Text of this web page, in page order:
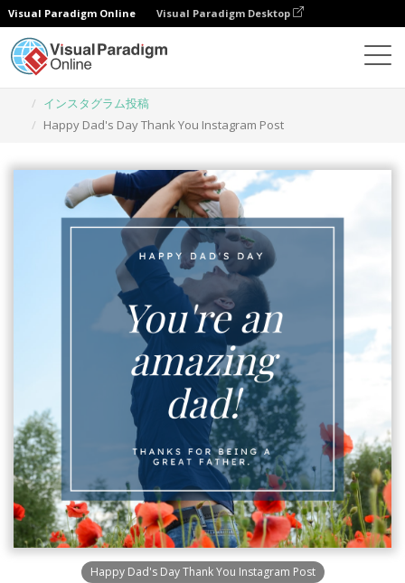
Visual Paradigm Online Visual Paradigm Desktop
インスタグラム投稿
Happy Dad's Day Thank You Instagram Post
Happy Dad's Day Thank You Instagram Post